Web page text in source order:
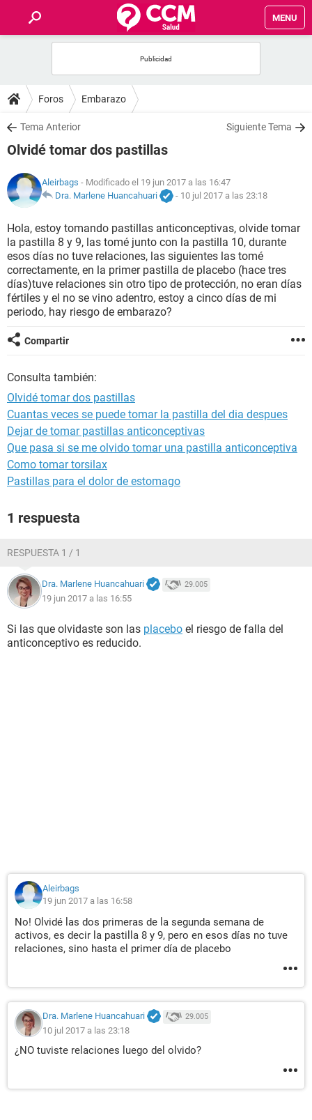
MENU
FOROS
SALUD
NUTRICIÓN
BIENESTAR
SEXUALIDAD
GLOSARIO
Foros Embarazo
Tema Anterior Siguiente Tema
Olvidé tomar dos pastillas
Aleirbags - Modificado el 19 jun 2017 a las 16:47
Dra. Marlene Huancahuari
- 10 jul 2017 a las 23:18
Hola, estoy tomando pastillas anticonceptivas, olvide tomar
la pastilla 8 y 9, las tomé junto con la pastilla 10, durante
esos días no tuve relaciones, las siguientes las tomé
correctamente, en la primer pastilla de placebo (hace tres
días)tuve relaciones sin otro tipo de protección, no eran días
fértiles y el no se vino adentro, estoy a cinco días de mi
periodo, hay riesgo de embarazo?
Compartir
Consulta también:
Olvidé tomar dos pastillas
Cuantas veces se puede tomar la pastilla del dia despues
Dejar de tomar pastillas anticonceptivas
Que pasa si se me olvido tomar una pastilla anticonceptiva
Como tomar torsilax
Pastillas para el dolor de estomago
1 respuesta
RESPUESTA 1 / 1
Dra. Marlene Huancahuari 29.005
19 jun 2017 a las 16:55
Si las que olvidaste son las placebo el riesgo de falla del
anticonceptivo es reducido.
Aleirbags
19 jun 2017 a las 16:58
No! Olvidé las dos primeras de la segunda semana de
activos, es decir la pastilla 8 y 9, pero en esos días no tuve
relaciones, sino hasta el primer día de placebo
Dra. Marlene Huancahuari 29.005
10 jul 2017 a las 23:18
¿NO tuviste relaciones luego del olvido?